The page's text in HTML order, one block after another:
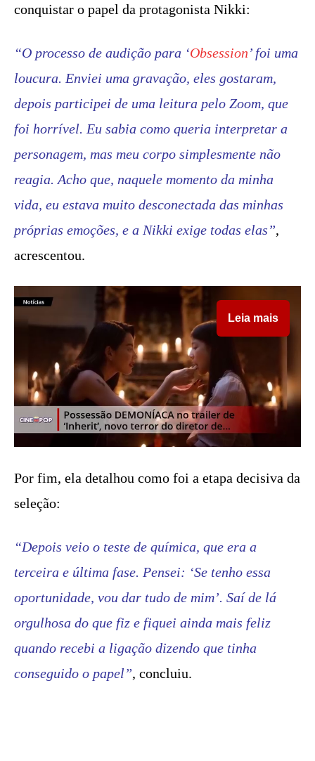
conquistar o papel da protagonista Nikki:
“O processo de audição para ‘Obsession’ foi uma
loucura. Enviei uma gravação, eles gostaram,
depois participei de uma leitura pelo Zoom, que
foi horrível. Eu sabia como queria interpretar a
personagem, mas meu corpo simplesmente não
reagia. Acho que, naquele momento da minha
vida, eu estava muito desconectada das minhas
próprias emoções, e a Nikki exige todas elas”,
acrescentou.
Leia mais
Por fim, ela detalhou como foi a etapa decisiva da
seleção:
“Depois veio o teste de química, que era a
terceira e última fase. Pensei: ‘Se tenho essa
oportunidade, vou dar tudo de mim’. Saí de lá
orgulhosa do que fiz e fiquei ainda mais feliz
quando recebi a ligação dizendo que tinha
conseguido o papel”, concluiu.